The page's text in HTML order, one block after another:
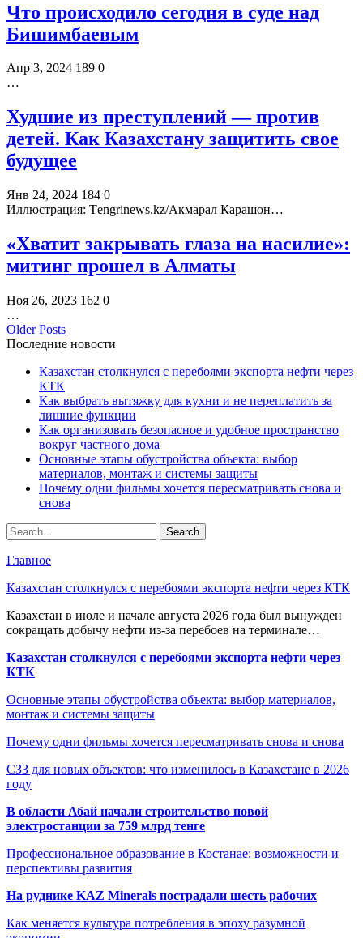
Что происходило сегодня в суде над
Бишимбаевым
Апр 3, 2024 189 0
…
Худшие из преступлений — против
детей. Как Казахстану защитить свое
будущее
Янв 24, 2024 184 0
Иллюстрация: Тengrinews.kz/Акмарал Карашон…
«Хватит закрывать глаза на насилие»:
митинг прошел в Алматы
Ноя 26, 2023 162 0
…
Older Posts
Последние новости
Казахстан столкнулся с перебоями экспорта нефти через
КТК
Как выбрать вытяжку для кухни и не переплатить за
лишние функции
Как организовать безопасное и удобное пространство
вокруг частного дома
Основные этапы обустройства объекта: выбор
материалов, монтаж и системы защиты
Почему одни фильмы хочется пересматривать снова и
снова
Главное
Казахстан столкнулся с перебоями экспорта нефти через КТК
Казахстан в июле и начале августа 2026 года был вынужден
сокращать добычу нефти из-за перебоев на терминале…
Казахстан столкнулся с перебоями экспорта нефти через
КТК
Основные этапы обустройства объекта: выбор материалов,
монтаж и системы защиты
Почему одни фильмы хочется пересматривать снова и снова
СЗЗ для новых объектов: что изменилось в Казахстане в 2026
году
В области Абай начали строительство новой
электростанции за 759 млрд тенге
Профессиональное образование в Костанае: возможности и
перспективы развития
На руднике KAZ Minerals пострадали шесть рабочих
Как меняется культура потребления в эпоху разумной